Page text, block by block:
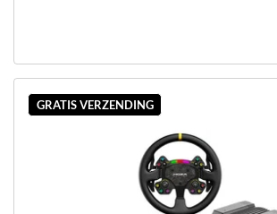
GRATIS VERZENDING